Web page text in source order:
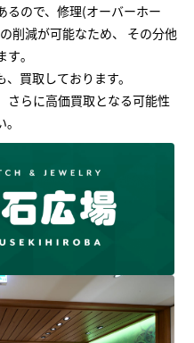
るので、修理(オーバーホー
削減が可能なため、 その分他
す｡
買取しております。
さらに高価買取となる可能性
｡